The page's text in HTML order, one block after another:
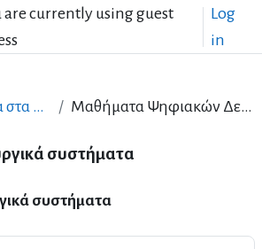
are currently using guest
Log
in
Ανοιχτά Μαθήματα στα Ελληνικά Μαθήματα Ψηφιακών Δεξιοτήτων
συστήματα
συστήματα